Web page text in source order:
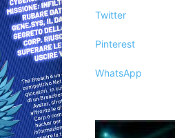
Twitter
Pinterest
WhatsApp